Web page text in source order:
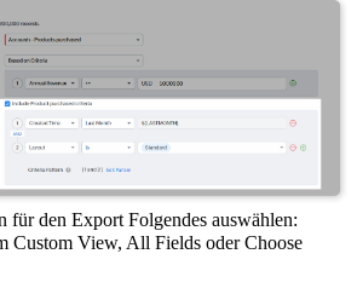
für den Export Folgendes auswählen:
Custom View, All Fields oder Choose